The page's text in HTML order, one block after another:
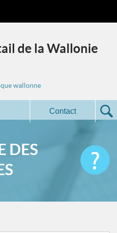
de la Wallonie
wallonne
Contact
DES